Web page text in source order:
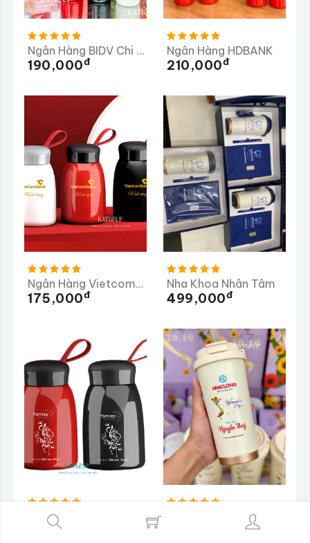
Ngân Hàng BIDV Chi Nhánh Dung Quất
190,000Đ
Ngân Hàng HDBANK
210,000Đ
Ngân Hàng Vietcombank
175,000Đ
Nha Khoa Nhân Tâm
499,000Đ
170,000